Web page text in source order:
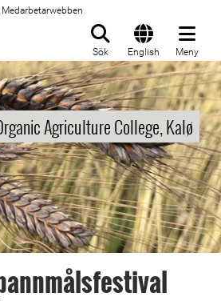
Medarbetarwebben
Sök English Meny
Agriculture College, Kalø